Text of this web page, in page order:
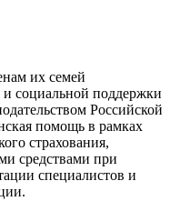
их семей
социальной поддержки
Российской
помощь в рамках
страхования,
средствами при
специалистов и